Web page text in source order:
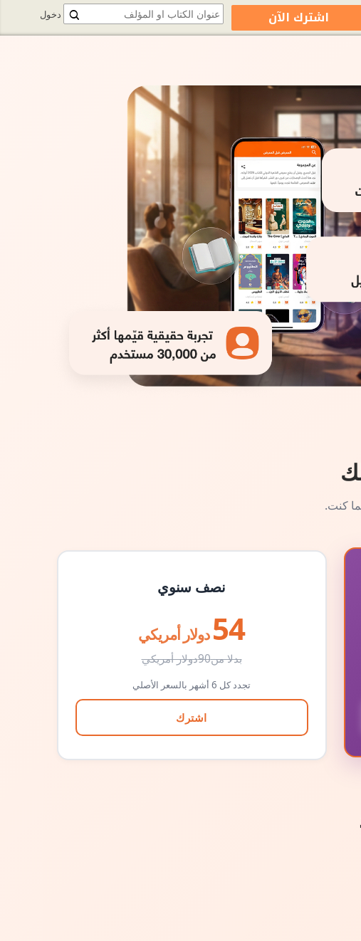
كنت.
نصف سنوي
54 دولار أمريكي
بدلا من90دولار أمريكي
تجدد كل 6 أشهر بالسعر الأصلي
اشترك
دخول اشترك الآن